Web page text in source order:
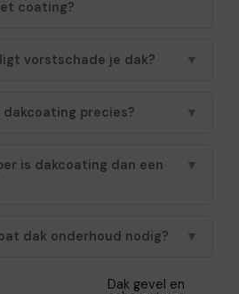
coating?
vorstschade je dak? ▼
precies? ▼
is dakcoating dan een
▼
dak onderhoud nodig? ▼
Dak gevel en